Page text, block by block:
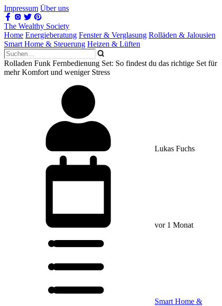
Impressum Über uns
The Wealthy Society
Home Energieberatung Fenster & Verglasung Rolläden & Jalousien
Smart Home & Steuerung Heizen & Lüften
Rolladen Funk Fernbedienung Set: So findest du das richtige Set für
mehr Komfort und weniger Stress
Lukas Fuchs
vor 1 Monat
Smart Home &